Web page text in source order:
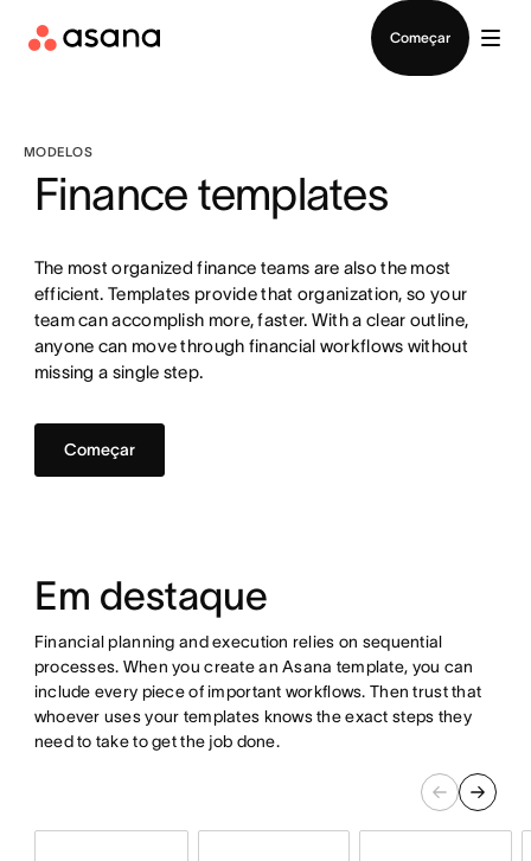
Começar
MODELOS
Finance templates
The most organized finance teams are also the most
efficient. Templates provide that organization, so your
team can accomplish more, faster. With a clear outline,
anyone can move through financial workflows without
missing a single step.
Começar
Em destaque
Financial planning and execution relies on sequential
processes. When you create an Asana template, you can
include every piece of important workflows. Then trust that
whoever uses your templates knows the exact steps they
need to take to get the job done.